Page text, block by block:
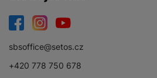
sbsoffice@setos.cz
+420 778 750 678